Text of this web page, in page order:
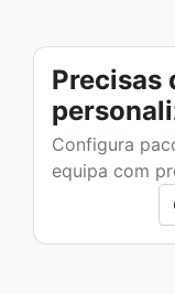
Precisas
Configura
equipa com